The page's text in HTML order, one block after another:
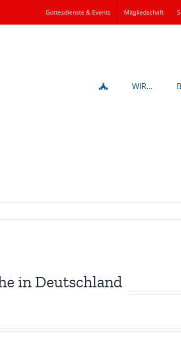
Gottesdienste & Events Mitgliedschaft
WIR…
in Deutschland